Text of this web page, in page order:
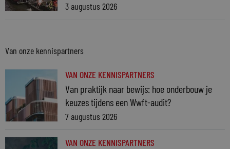
3 augustus 2026
Van onze kennispartners
VAN ONZE KENNISPARTNERS
Van praktijk naar bewijs: hoe onderbouw je
keuzes tijdens een Wwft-audit?
7 augustus 2026
VAN ONZE KENNISPARTNERS